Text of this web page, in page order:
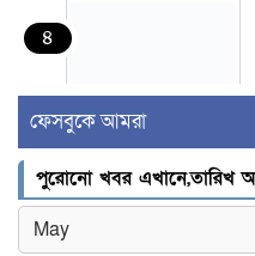
৪
৫
ফেসবুকে আমরা
পুরোনো খবর এখানে,তারিখ